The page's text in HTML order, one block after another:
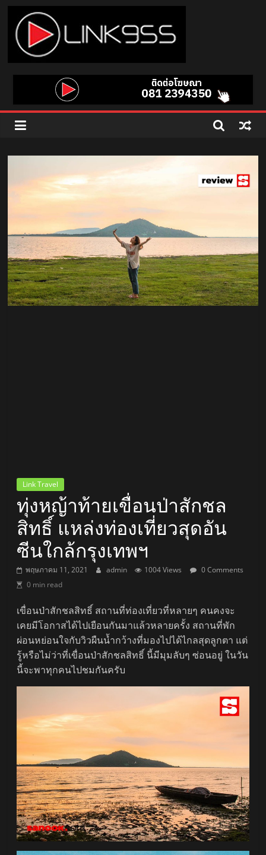
Skip
content
Link
95.5
คลื่น
เพลง
ฮิต
สุด
คูล
สถานี
วิทยุ
Link Travel
ทุ่งหญ้าท้ายเขื่อนป่าสักชล
สิทธิ์ แหล่งท่องเที่ยวสุดอัน
ซีนใกล้กรุงเทพฯ
พฤษภาคม 11, 2021 admin 1004 Views
0 Comments
0 min read
เขื่อนป่าสักชลสิทธิ์ สถานที่ท่องเที่ยวที่หลายๆ คนคงจะ
เคยมีโอกาสได้ไปเยือนกันมาแล้วหลายครั้ง สถานที่พัก
ผ่อนหย่อนใจกับวิวผืนน้ำกว้างที่มองไปได้ไกลสุดลูกตา แต่
รู้หรือไม่ว่าที่เขื่อนป่าสักชลสิทธิ์ นี้มีมุมลับๆ ซ่อนอยู่ ในวัน
นี้จะพาทุกคนไปชมกันครับ